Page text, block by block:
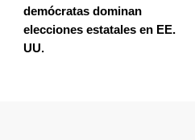
demócratas dominan
elecciones estatales en EE.
UU.